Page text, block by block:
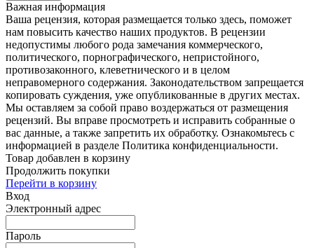
Важная информация
Ваша рецензия, которая размещается только здесь, поможет
нам повысить качество наших продуктов. В рецензии
недопустимы любого рода замечания коммерческого,
политического, порнографического, непристойного,
противозаконного, клеветнического и в целом
неправомерного содержания. Законодательством запрещается
копировать суждения, уже опубликованные в других местах.
Мы оставляем за собой право воздержаться от размещения
рецензий. Вы вправе просмотреть и исправить собранные о
вас данные, а также запретить их обработку. Ознакомьтесь с
информацией в разделе Политика конфиденциальности.
Товар добавлен в корзину
Продолжить покупки
Перейти в корзину
Вход
Электронный адрес
Пароль